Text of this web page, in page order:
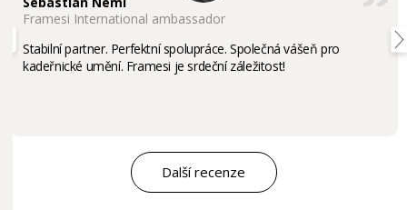
Framesi International ambassador
Stabilní partner. Perfektní spolupráce. Společná vášeň pro
kadeřnické umění. Framesi je srdeční záležitost!
Další recenze